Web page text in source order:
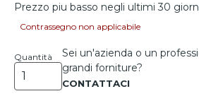
Prezzo piu basso negli ultimi 30
Contrassegno non applicabile
Quantità
Sei un'azienda o un
grandi forniture?